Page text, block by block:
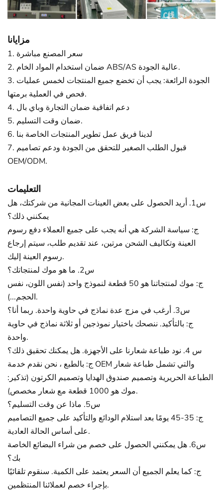
مزايانا
1. سعر المصنع مباشرة
2. ضمان استخدام المواد الخام ABS/AS عالية الجودة.
3. الجودة الرائعة: يجب أن تخضع جميع المنتجات لخمس عمليات
فحص في العملية برمتها.
4. دعم اتفاقية ضمان التجارة وباي بال
5. ضمان وقت التسليم.
6. لدينا فريق عمل تطوير المنتجات الخاصة بنا
7. قبول الطلب الصغير للتحقق من الجودة ودعم تصاميم
OEM/ODM.
التعليمات
س1. أريد الحصول على بعض العينات المجانية من شركتك، هل
يمكنني ذلك؟
ج: سياسة الشركة هي أنه يجب على جميع العملاء دفع رسوم
العينة وتكاليف الشحن مرتين، عند تقديم طلب، سيتم إرجاع
رسوم العينة إليك.
س2. ما هو موك لمنتجاتك؟
ج: موك لمنتجاتنا هو 50 قطعة لنموذج واحد (نفس اللون، نفس
الحجم...).
س3. أرغب في مزج عدة نماذج في حاوية واحدة. ربما أنا؟
ج: بالتأكيد. ننصحك باختيار نموذجين أو ثلاثة نماذج في حاوية
واحدة.
س 4. نود طباعة شعارنا على الأجهزة. هل يمكنك تحقيق ذلك؟
ج: بالطبع ، نحن نقدم خدمة OEM والتي تشمل طباعة شعار
الطباعة الحريرية وتصميم صندوق الهدايا وتصميم الكرتون (تذكير:
موك هو 1000 قطعة مع شعار مخصص).
س5. ماذا عن وقت التسليم؟
ج: 35-45 يومًا بعد استلام الودائع والتأكيد على جميع التصاميم
على أساس الحالة العادية.
س6. هل يمكنني الحصول على خصم من شراء البضائع الخاصة
بك؟
ج: كما يعلم الجميع أن السعر يعتمد على الكمية. سنقوم تلقائيًا
بإجراء خصم لعملائنا المنتظمين.